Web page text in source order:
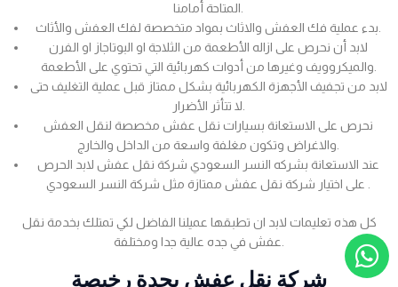
لابد أن نحرص على ازاله الأطعمة من الثلاجة او البوتاجاز او الفرن
لابد من تجفيف الأجهزة الكهربائية بشكل ممتاز قبل عملية التغليف حتى
نحرص على الاستعانة بسيارات نقل عفش مخصصة لنقل العفش
عند الاستعانة بشركه النسر السعودي شركة نقل عفش لابد الحرص
كل هذه تعليمات لابد ان تطبقها عميلنا الفاضل لكي تمتلك بخدمة نقل
شركة نقل عفش بجدة رخيصة